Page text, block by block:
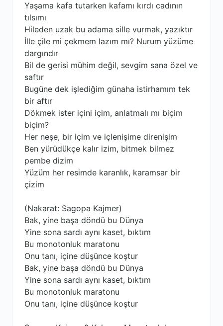
Yaşama kafa tutarken kafamı kırdı cadının
tılsımı
Hileden uzak bu adama sille vurmak, yazıktır
İlle çile mi çekmem lazım mı? Nurum yüzüme
dargındır
Bil de gerisi mühim değil, sevgim sana özel ve
saftır
Bugüne dek işlediğim günaha istirhamım tek
bir aftır
Dökmek ister içini içim, anlatmalı mı biçim
biçim?
Her neşe, bir içim ve içlenişime direnişim
Ben yürüdükçe kalır izim, bitmek bilmez
pembe dizim
Yüzüm her resimde karanlık, karamsar bir
çizim
(Nakarat: Sagopa Kajmer)
Bak, yine başa döndü bu Dünya
Yine sona sardı aynı kaset, bıktım
Bu monotonluk maratonu
Onu tanı, içine düşünce koştur
Bak, yine başa döndü bu Dünya
Yine sona sardı aynı kaset, bıktım
Bu monotonluk maratonu
Onu tanı, içine düşünce koştur